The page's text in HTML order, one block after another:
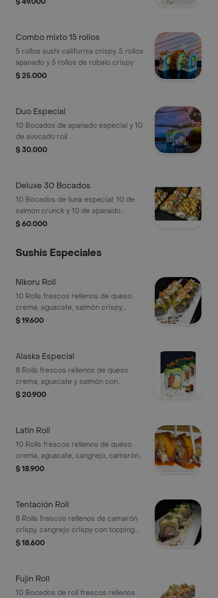
Combo mixto 15 rollos
5 rollos sushi california crispy, 5 rollos
apanado y 5 rollos de robalo crispy
$ 25.000
Duo Especial
10 Bocados de apanado especial y 10
de avocado roll .
$ 30.000
Deluxe 30 Bocados
10 Bocados de tuna especial, 10 de
salmon crunck y 10 de apanado
especial .
$ 60.000
Sushis Especiales
Nikoru Roll
10 Rolls frescos rellenos de queso
crema, aguacate, salmón crispy,
cangrejo con topping de mango y
$ 19.600
Alaska Especial
8 Rolls frescos rellenos de queso
crema, aguacate y salmón con
topping de wakame y masago.
$ 20.900
Latin Roll
10 Rolls frescos rellenos de queso
crema, aguacate, cangrejo, camarón
crispy y topping de plátano frito.
$ 18.900
Tentación Roll
8 Rolls frescos rellenos de camarón
crispy, cangrejo crispy con topping
de plátano frito y queso fundido.
$ 18.600
Fujin Roll
10 Bocados de roll frescos rellenos